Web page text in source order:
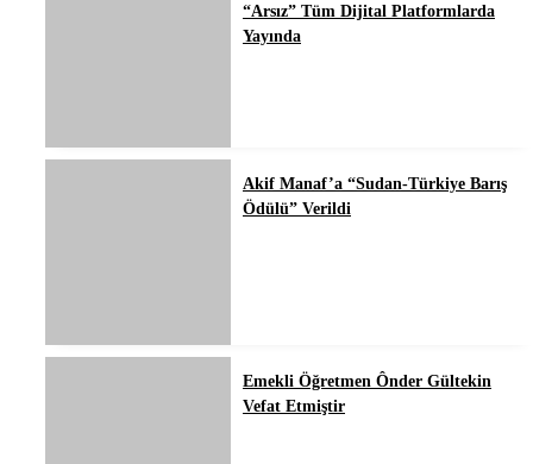
“Arsız” Tüm Dijital Platformlarda
Yayında
Akif Manaf’a “Sudan-Türkiye Barış
Ödülü” Verildi
Emekli Öğretmen Ônder Gültekin
Vefat Etmiştir